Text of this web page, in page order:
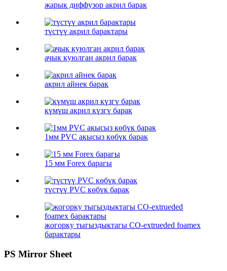
жарык диффузор акрил барак
түстүү акрил барактары
ачык куюлган акрил барак
акрил айнек барак
күмүш акрил күзгү барак
1мм PVC акысыз көбүк барак
15 мм Forex барагы
түстүү PVC көбүк барак
жогорку тыгыздыктагы CO-extrueded foamex
барактары
PS Mirror Sheet